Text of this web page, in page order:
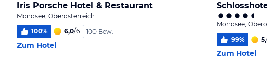
Iris Porsche Hotel & Restaurant
Mondsee, Oberösterreich
100% 6,0/6 100 Bew.
Zum Hotel
Mondsee,
99%
Zum Hotel